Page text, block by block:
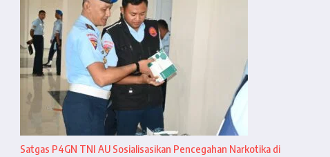
Satgas P4GN TNI AU Sosialisasikan Pencegahan Narkotika di